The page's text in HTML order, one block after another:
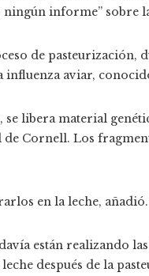
informe” sobre
de pasteurización,
aviar,
se libera material
Cornell. Los
en la leche,
están realizando
después de la